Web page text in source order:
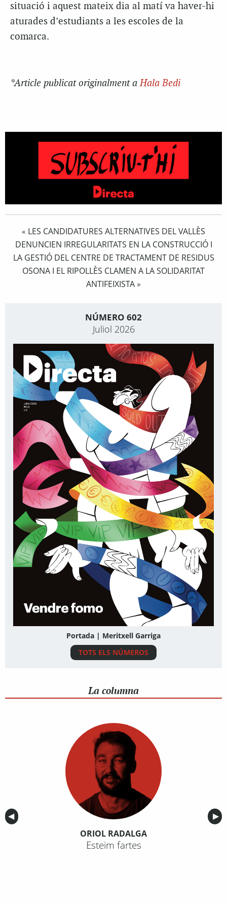
situació i aquest mateix dia al matí va haver-hi
aturades d’estudiants a les escoles de la
comarca.
*Article publicat originalment aHala Bedi
« LES CANDIDATURES ALTERNATIVES DEL VALLÈS
DENUNCIEN IRREGULARITATS EN LA CONSTRUCCIÓ I
LA GESTIÓ DEL CENTRE DE TRACTAMENT DE RESIDUS
OSONA I EL RIPOLLÈS CLAMEN A LA SOLIDARITAT
ANTIFEIXISTA »
NÚMERO 602
Juliol 2026
Portada | Meritxell Garriga
TOTS ELS NÚMEROS
La columna
Anterior
◀︎ ▶︎
ORIOL RADALGA
Esteim fartes